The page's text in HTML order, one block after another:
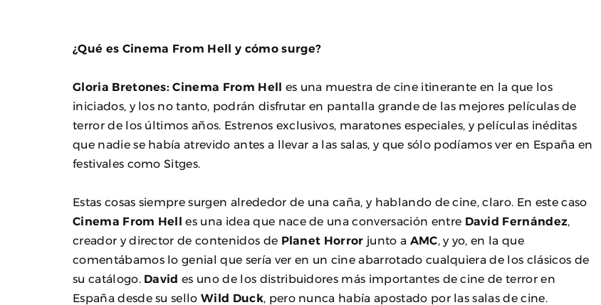
¿Qué es Cinema From Hell y cómo surge?
Gloria Bretones: Cinema From Hell es una muestra de cine itinerante en la que los
iniciados, y los no tanto, podrán disfrutar en pantalla grande de las mejores películas de
terror de los últimos años. Estrenos exclusivos, maratones especiales, y películas inéditas
que nadie se había atrevido antes a llevar a las salas, y que sólo podíamos ver en España en
festivales como Sitges.
Estas cosas siempre surgen alrededor de una caña, y hablando de cine, claro. En este caso
Cinema From Hell es una idea que nace de una conversación entre David Fernández
creador y director de contenidos de Planet Horror junto a AMC , y yo, en la que
comentábamos lo genial que sería ver en un cine abarrotado cualquiera de los clásicos de
su catálogo. David es uno de los distribuidores más importantes de cine de terror en
España desde su selloWild Duck, pero nunca había apostado por las salas de cine.